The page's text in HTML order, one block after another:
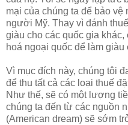
mại của chúng ta để bảo
người Mỹ. Thay vì đánh
giàu cho các quốc gia
hoá ngoại quốc để làm
Vì mục đích này, chúng tôi
để thu tất cả các loại thuế
Như thế, sẽ có một lượng
chúng ta đến từ các nguồn
(American dream) sẽ sớm